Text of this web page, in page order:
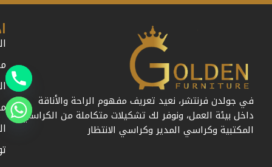
في جولدن فرنتشر، نعيد تعريف مفهوم الراحة والأناقة
داخل بيئة العمل، ونوفر لك تشكيلات متكاملة من الكراسي
المكتبية وكراسي المدير وكراسي الانتظار